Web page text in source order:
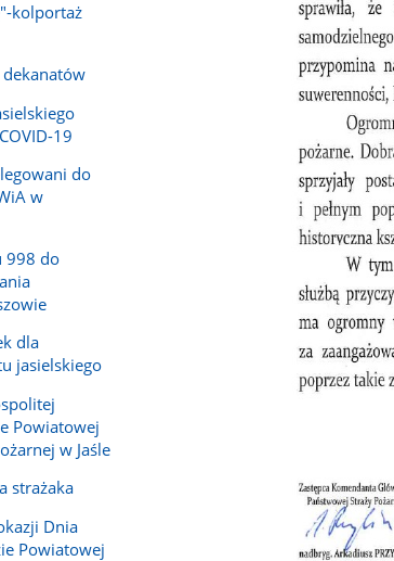
kolportaż
19
do
w
998 do
dla
jasielskiego
Powiatowej
w Jaśle
strażaka
Dnia
Powiatowej